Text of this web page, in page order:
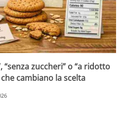
“senza zuccheri” o “a ridotto
cambiano la scelta